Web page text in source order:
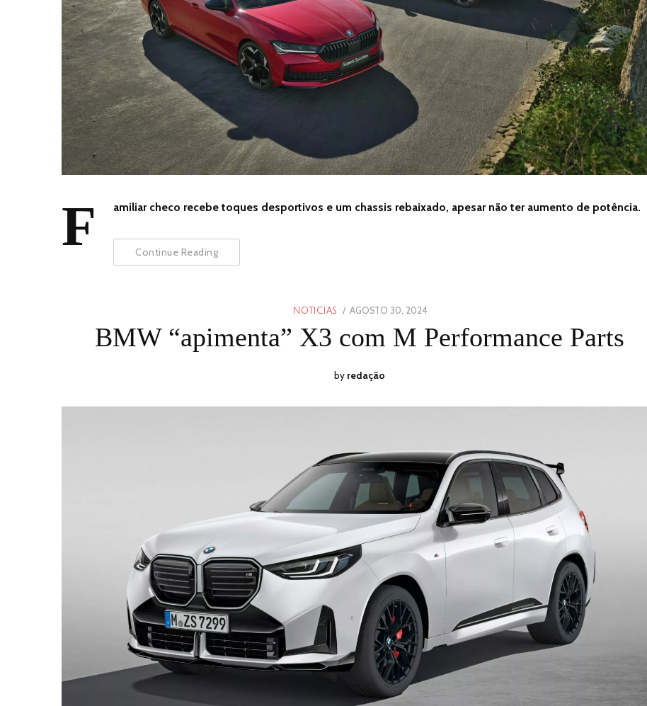
F amiliar checo recebe toques desportivos e um chassis rebaixado, apesar não ter aumento de potência.
Continue Reading
NOTICIAS
POSTED
AGOSTO 30, 2024AGOSTO
30,
2024
BMW “apimenta” X3 com M Performance Parts
by redação